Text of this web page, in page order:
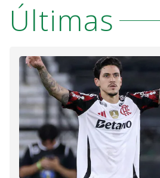
Últimas